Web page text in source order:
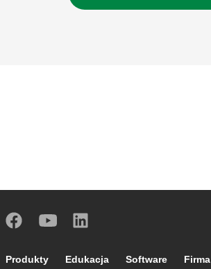
Footer main navigation
Produkty Edukacja Software Firma